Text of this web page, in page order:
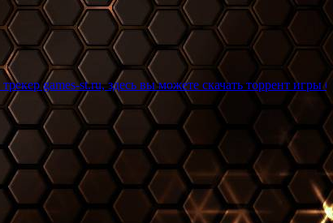
здесь вы можете скачать торрент игры бесплатно и